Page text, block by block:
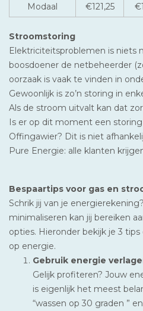
Modaal
€121,25
Stroomstoring
Elektriciteitsproblemen is niets
boosdoener de netbeheerder
oorzaak is vaak te vinden in
Gewoonlijk is zo’n storing in
Als de stroom uitvalt kan dat
Is er op dit moment een
Offingawier? Dit is niet
Pure Energie: alle klanten
Bespaartips voor gas en
Schrik jij van je
minimaliseren kan jij bereiken
opties. Hieronder bekijk je 3
op energie.
Gebruik energie
Gelijk profiteren? Jouw
is eigenlijk het meest
“wassen op 30 graden ”